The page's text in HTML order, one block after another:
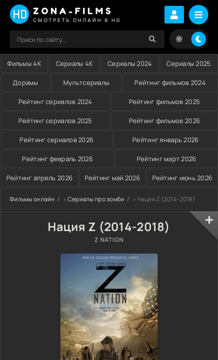
ZONA-FILMS
СМОТРЕТЬ ОНЛАЙН В HD
Фильмы 4K Сериалы 4K Сериалы 2024 Сериалы 2025
Дорамы Мультсериалы Рейтинг фильмов 2024
Рейтинг сериалов 2024 Рейтинг фильмов 2025
Рейтинг сериалов 2025 Рейтинг фильмов 2026
Рейтинг сериалов 2026 Рейтинг январь 2026
Рейтинг февраль 2026 Рейтинг март 2026
Рейтинг апрель 2026 Рейтинг май 2026 Рейтинг июнь 2026
Фильмы онлайн » Сериалы про зомби » Нация Z (2014-2018)
Нация Z (2014-2018)
Z NATION